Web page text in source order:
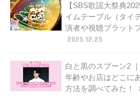
【SBS歌謡大祭典
イムテーブル（タイ
演者や視聴プラット
2025.12.25
白と黒のスプーン2
年齢やお店はどこに
方法を調べてみた！